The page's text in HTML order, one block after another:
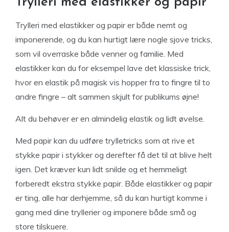
Trylleri med elastikker og papir er både nemt og
imponerende, og du kan hurtigt lære nogle sjove tricks,
som vil overraske både venner og familie. Med
elastikker kan du for eksempel lave det klassiske trick,
hvor en elastik på magisk vis hopper fra to fingre til to
andre fingre – alt sammen skjult for publikums øjne!
Alt du behøver er en almindelig elastik og lidt øvelse.
Med papir kan du udføre trylletricks som at rive et
stykke papir i stykker og derefter få det til at blive helt
igen. Det kræver kun lidt snilde og et hemmeligt
forberedt ekstra stykke papir. Både elastikker og papir
er ting, alle har derhjemme, så du kan hurtigt komme i
gang med dine tryllerier og imponere både små og
store tilskuere.